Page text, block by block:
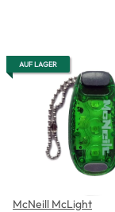
AUF LAGER
McNeill McLight